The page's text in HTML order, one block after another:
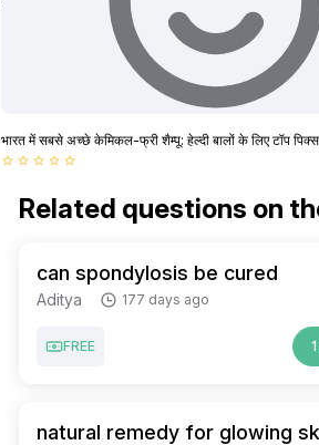
भारत में सबसे अच्छे केमिकल-फ्री शैम्पू: हेल्दी बालों के लिए टॉप पिक्स
star_border star_border star_border star_border star_border
Related questions on
can spondylosis be cured
Aditya 177 days ago
FREE
natural remedy for glowing